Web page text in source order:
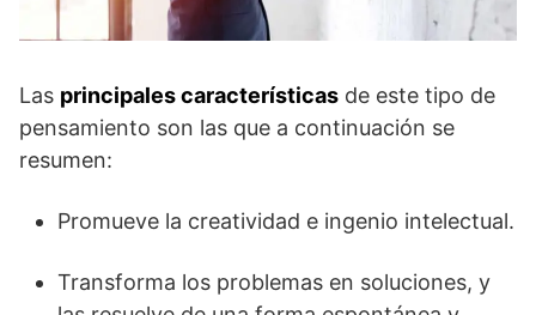
Las principales características de este tipo de
pensamiento son las que a continuación se
resumen:
Promueve la creatividad e ingenio intelectual.
Transforma los problemas en soluciones, y